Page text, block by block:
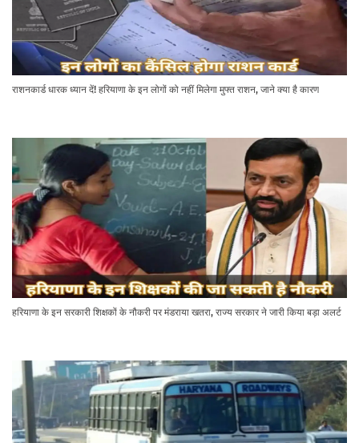
राशनकार्ड धारक ध्यान दें! हरियाणा के इन लोगों को नहीं मिलेगा मुफ्त राशन, जाने क्या है कारण
हरियाणा के इन सरकारी शिक्षकों के नौकरी पर मंडराया खतरा, राज्य सरकार ने जारी किया बड़ा अलर्ट